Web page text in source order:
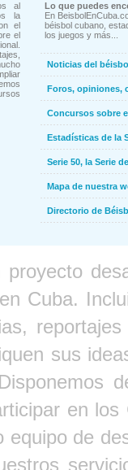
al
la
el
el
Lo que puedes
En
béisbol cubano,
los juegos y más...
Noticias del
Foros, opiniones,
Concursos sobre
Estadísticas de la
Serie 50, la Serie
Mapa de nuestra
Directorio de
proyecto
Cuba.
sus
en
equipo de